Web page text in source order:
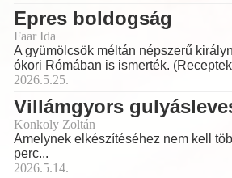
Epres boldogság
Faar Ida
A gyümölcsök méltán népszerű
ókori Rómában is ismerték.
2026.5.25.
Villámgyors
Konkoly Zoltán
Amelynek elkészítéséhez nem kell
perc...
2026.5.14.